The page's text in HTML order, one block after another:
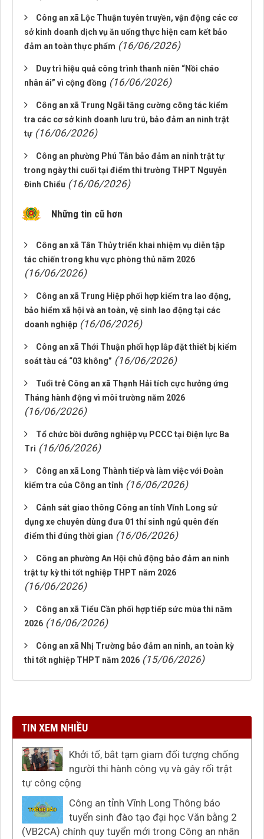
Công an xã Lộc Thuận tuyên truyền, vận động các cơ
sở kinh doanh dịch vụ ăn uống thực hiện cam kết bảo
đảm an toàn thực phẩm (16/06/2026)
Duy trì hiệu quả công trình thanh niên “Nồi cháo
nhân ái” vì cộng đồng (16/06/2026)
Công an xã Trung Ngãi tăng cường công tác kiểm
tra các cơ sở kinh doanh lưu trú, bảo đảm an ninh trật
tự (16/06/2026)
Công an phường Phú Tân bảo đảm an ninh trật tự
trong ngày thi cuối tại điểm thi trường THPT Nguyễn
Đình Chiểu (16/06/2026)
Những tin cũ hơn
Công an xã Tân Thủy triển khai nhiệm vụ diễn tập
tác chiến trong khu vực phòng thủ năm 2026
(16/06/2026)
Công an xã Trung Hiệp phối hợp kiểm tra lao động,
bảo hiểm xã hội và an toàn, vệ sinh lao động tại các
doanh nghiệp (16/06/2026)
Công an xã Thới Thuận phối hợp lắp đặt thiết bị kiểm
soát tàu cá “03 không” (16/06/2026)
Tuổi trẻ Công an xã Thạnh Hải tích cực hưởng ứng
Tháng hành động vì môi trường năm 2026
(16/06/2026)
Tổ chức bồi dưỡng nghiệp vụ PCCC tại Điện lực Ba
Tri (16/06/2026)
Công an xã Long Thành tiếp và làm việc với Đoàn
kiểm tra của Công an tỉnh (16/06/2026)
Cảnh sát giao thông Công an tỉnh Vĩnh Long sử
dụng xe chuyên dùng đưa 01 thí sinh ngủ quên đến
điểm thi đúng thời gian (16/06/2026)
Công an phường An Hội chủ động bảo đảm an ninh
trật tự kỳ thi tốt nghiệp THPT năm 2026
(16/06/2026)
Công an xã Tiểu Cần phối hợp tiếp sức mùa thi năm
2026 (16/06/2026)
Công an xã Nhị Trường bảo đảm an ninh, an toàn kỳ
thi tốt nghiệp THPT năm 2026 (15/06/2026)
TIN XEM NHIỀU
Khởi tố, bắt tạm giam đối tượng chống
người thi hành công vụ và gây rối trật
tự công cộng
Công an tỉnh Vĩnh Long Thông báo
tuyển sinh đào tạo đại học Văn bằng 2
(VB2CA) chính quy tuyển mới trong Công an nhân